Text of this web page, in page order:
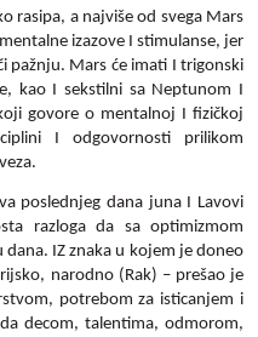
rasipa, a najviše od svega Mars
izazove I stimulanse, jer
pažnju. Mars će imati I trigonski
kao I sekstilni sa Neptunom I
govore o mentalnoj I fizičkoj
I odgovornosti prilikom
poslednjeg dana juna I Lavovi
razloga da sa optimizmom
IZ znaka u kojem je doneo
narodno (Rak) – prešao je
potrebom za isticanjem i
decom, talentima, odmorom,